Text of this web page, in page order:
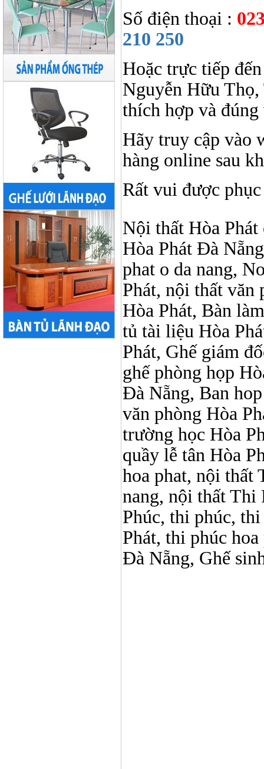
Số điện thoại :
210 250
Hoặc trực tiếp
Nguyễn Hữu Thọ,
thích hợp và
Hãy truy cập vào
hàng online sau
Rất vui được
Nội thất Hòa
Hòa Phát Đà
phat o da nang,
Phát, nội thất văn
Hòa Phát, Bàn
tủ tài liệu Hòa
Phát, Ghế giám
ghế phòng họp
Đà Nẵng, Ban
văn phòng Hòa
trường học Hòa
quầy lễ tân Hòa
hoa phat, nội thất
nang, nội thất Thi
Phúc, thi phúc,
Phát, thi phúc
Đà Nẵng, Ghế